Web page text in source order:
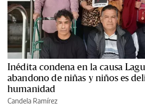
Inédita condena en la causa
abandono de niñas y niños es
humanidad
Candela Ramírez